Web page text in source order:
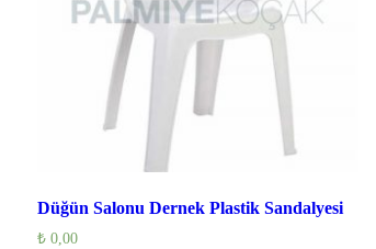
Düğün Salonu Dernek Plastik Sandalyesi
₺ 0,00